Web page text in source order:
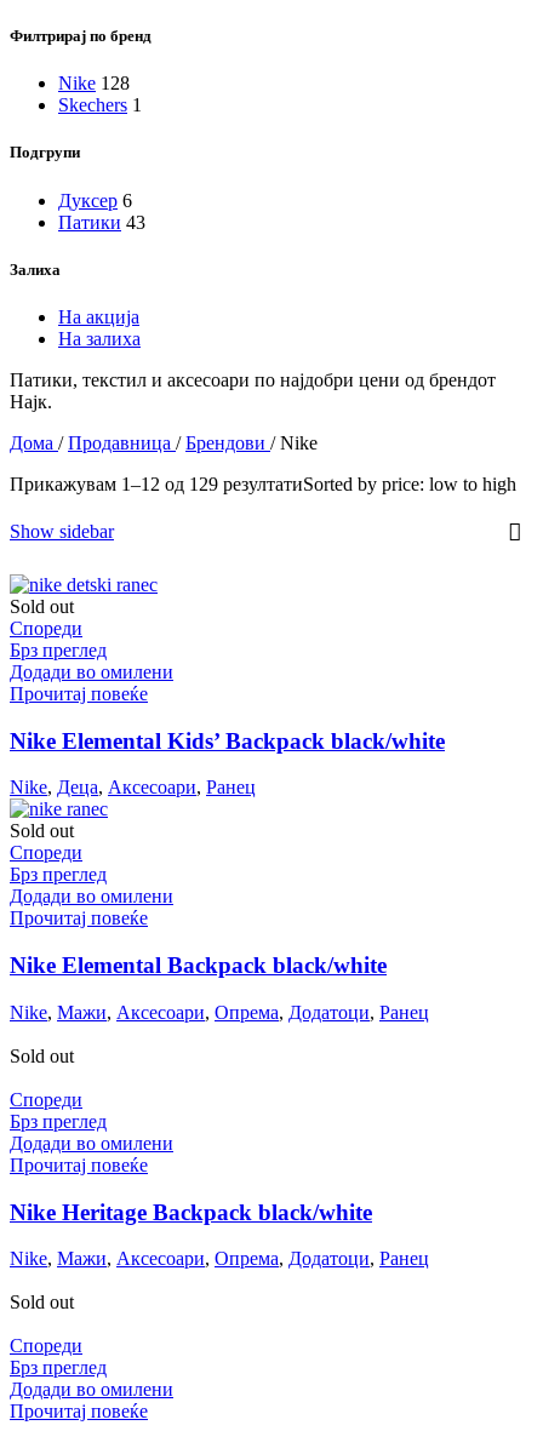
Филтрирај по бренд
Nike 128
Skechers 1
Подгрупи
Дуксер 6
Патики 43
Залиха
На акција
На залиха
Патики, текстил и аксесоари по најдобри цени од брендот
Најк.
Дома / Продавница / Брендови / Nike
Прикажувам 1–12 од 129 резултатиSorted by price: low to high
Show sidebar
Sold out
Спореди
Брз преглед
Додади во омилени
Прочитај повеќе
Nike Elemental Kids’ Backpack black/white
Nike, Деца, Аксесоари, Ранец
Sold out
Спореди
Брз преглед
Додади во омилени
Прочитај повеќе
Nike Elemental Backpack black/white
Nike, Мажи, Аксесоари, Опрема, Додатоци, Ранец
Sold out
Спореди
Брз преглед
Додади во омилени
Прочитај повеќе
Nike Heritage Backpack black/white
Nike, Мажи, Аксесоари, Опрема, Додатоци, Ранец
Sold out
Спореди
Брз преглед
Додади во омилени
Прочитај повеќе